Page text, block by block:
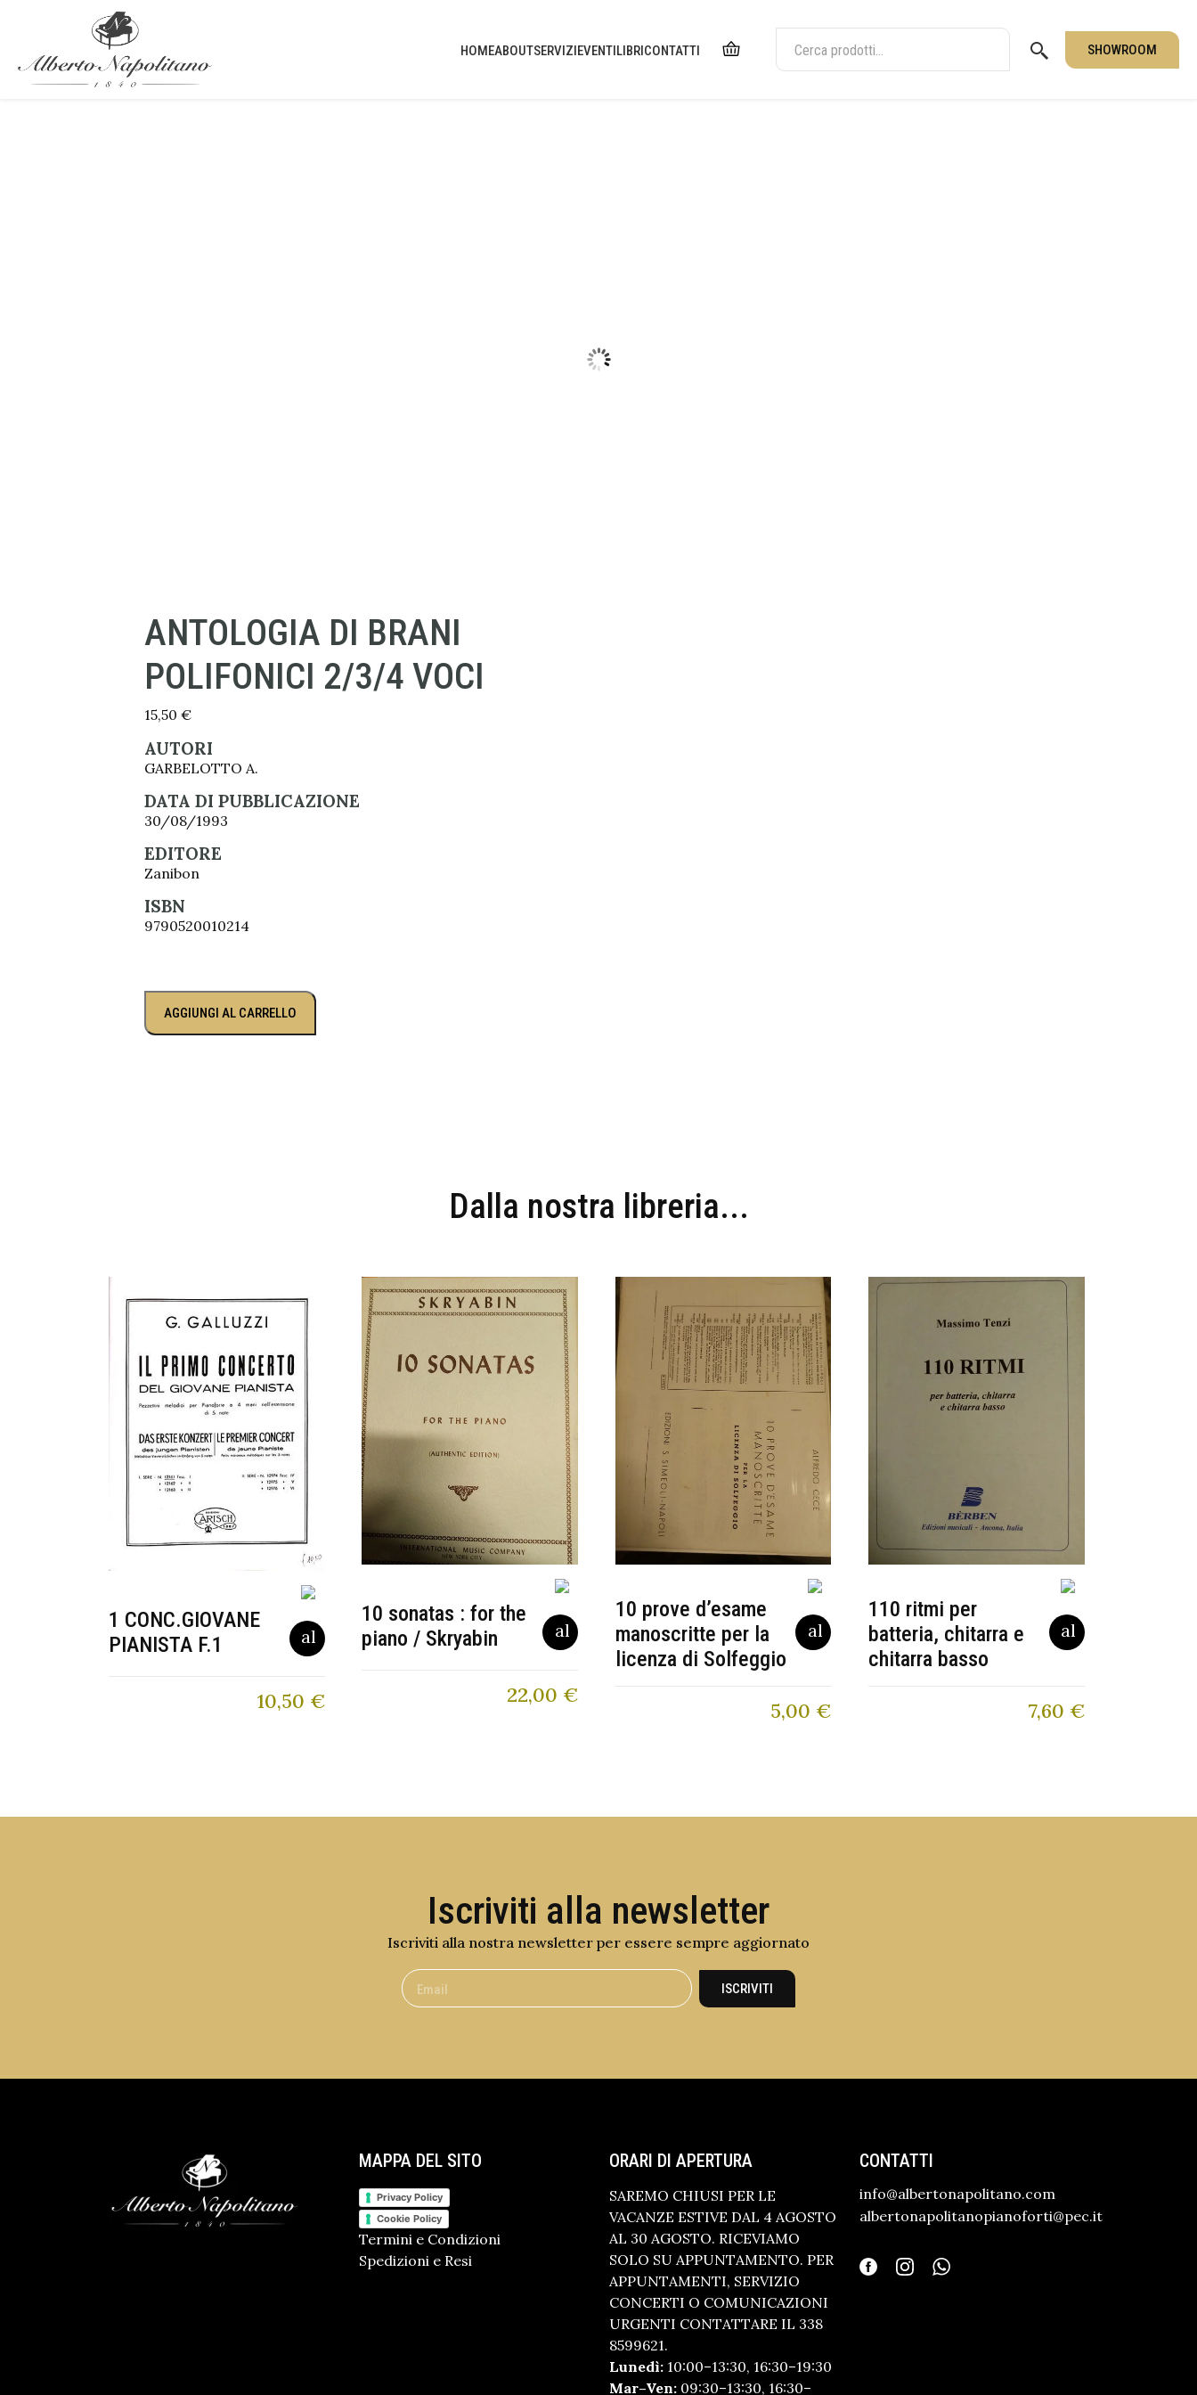
HOMEABOUTSERVIZIEVENTILIBRICONTATTI SHOWROOM
ANTOLOGIA DI BRANI
POLIFONICI 2/3/4 VOCI
15,50 €
AUTORI
GARBELOTTO A.
DATA DI PUBBLICAZIONE
30/08/1993
EDITORE
Zanibon
ISBN
9790520010214
AGGIUNGI AL CARRELLO
Dalla nostra libreria...
1 CONC.GIOVANE
PIANISTA F.1
10,50 €
10 sonatas : for the
piano / Skryabin
22,00 €
10 prove d’esame
manoscritte per la
licenza di Solfeggio
5,00 €
110 ritmi per
batteria, chitarra e
chitarra basso
7,60 €
Iscriviti alla newsletter
Iscriviti alla nostra newsletter per essere sempre aggiornato
ISCRIVITI
MAPPA DEL SITO
Privacy Policy
Cookie Policy
Termini e Condizioni
Spedizioni e Resi
ORARI DI APERTURA
SAREMO CHIUSI PER LE
VACANZE ESTIVE DAL 4 AGOSTO
AL 30 AGOSTO. RICEVIAMO
SOLO SU APPUNTAMENTO. PER
APPUNTAMENTI, SERVIZIO
CONCERTI O COMUNICAZIONI
URGENTI CONTATTARE IL 338
8599621.
Lunedì: 10:00–13:30, 16:30–19:30
Mar–Ven: 09:30–13:30, 16:30–
CONTATTI
info@albertonapolitano.com
albertonapolitanopianoforti@pec.it